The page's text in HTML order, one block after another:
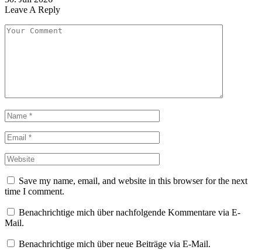
Leave A Reply
Save my name, email, and website in this browser for the next
time I comment.
Benachrichtige mich über nachfolgende Kommentare via E-
Mail.
Benachrichtige mich über neue Beiträge via E-Mail.